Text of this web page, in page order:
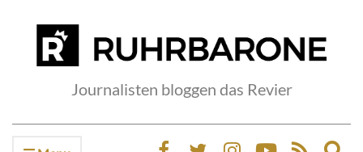
Journalisten bloggen das Revier